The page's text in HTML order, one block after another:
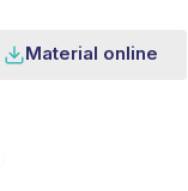
Material online